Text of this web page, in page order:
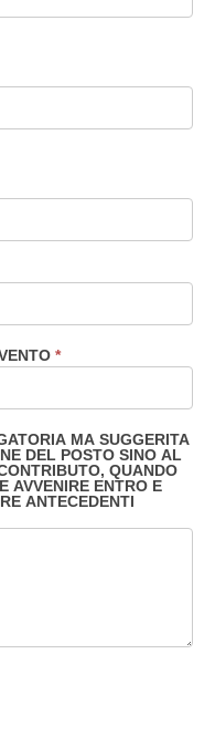
*
MA SUGGERITA
DEL POSTO SINO AL
QUANDO
AVVENIRE ENTRO E
ANTECEDENTI